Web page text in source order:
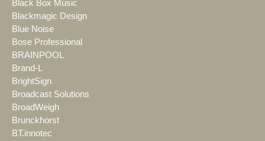
Black Box Music
Blackmagic Design
Blue Noise
Bose Professional
BRAINPOOL
Brand-L
BrightSign
Broadcast Solutions
BroadWeigh
Brunckhorst
BT.innotec